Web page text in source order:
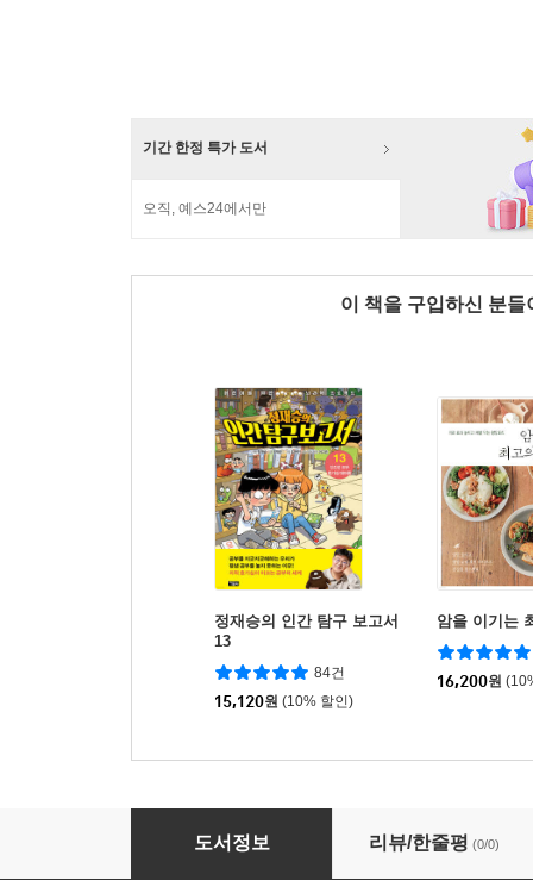
기간 한정 특가 도서
오직, 예스24에서만
이 책을 구입하신 분
정재승의 인간 탐구 보고서
13
84건
15,120원 (10% 할인)
암을 이기는
16,200원
큰글자 프리미엄 굿데이성경 (대합본/새찬송
도서정보 리뷰/한줄평 (0/0)